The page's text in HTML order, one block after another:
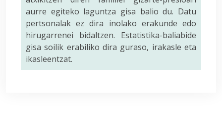
aurre egiteko laguntza gisa balio du. Datu
pertsonalak ez dira inolako erakunde edo
hirugarrenei bidaltzen. Estatistika-baliabide
gisa soilik erabiliko dira guraso, irakasle eta
ikasleentzat.